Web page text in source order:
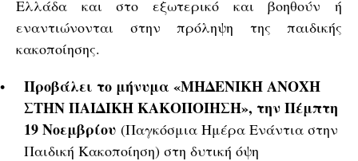
Ελλάδα και στο εξωτερικό και βοηθούν ή
εναντιώνονται στην πρόληψη της παιδικής
κακοποίησης.
Προβάλει το μήνυμα «ΜΗΔΕΝΙΚΗ ΑΝΟΧΗ
ΣΤΗΝ ΠΑΙΔΙΚΗ ΚΑΚΟΠΟΙΗΣΗ», την Πέμπτη
19 Νοεμβρίου (Παγκόσμια Ημέρα Ενάντια στην
Παιδική Κακοποίηση) στη δυτική όψη